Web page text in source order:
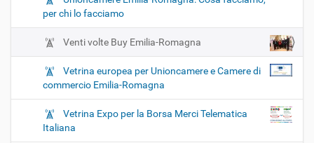
per chi lo facciamo
Venti volte Buy Emilia-Romagna
Vetrina europea per Unioncamere e Camere di
commercio Emilia-Romagna
Vetrina Expo per la Borsa Merci Telematica
Italiana